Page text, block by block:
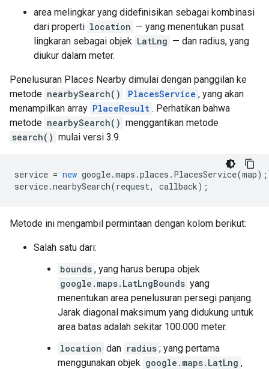
area melingkar yang didefinisikan sebagai kombinasi
dari properti location — yang menentukan pusat
lingkaran sebagai objek LatLng — dan radius, yang
diukur dalam meter.
Penelusuran Places Nearby dimulai dengan panggilan ke
metode nearbySearch() PlacesService , yang akan
menampilkan array PlaceResult . Perhatikan bahwa
metode nearbySearch() menggantikan metode
search() mulai versi 3.9.
service = new google.maps .places . PlacesService(map);
service.nearbySearch(request, callback);
Metode ini mengambil permintaan dengan kolom berikut:
Salah satu dari:
bounds , yang harus berupa objek
google.maps.LatLngBounds yang
menentukan area penelusuran persegi panjang.
Jarak diagonal maksimum yang didukung untuk
area batas adalah sekitar 100.000 meter.
location dan radius ; yang pertama
menggunakan objek google.maps.LatLng ,